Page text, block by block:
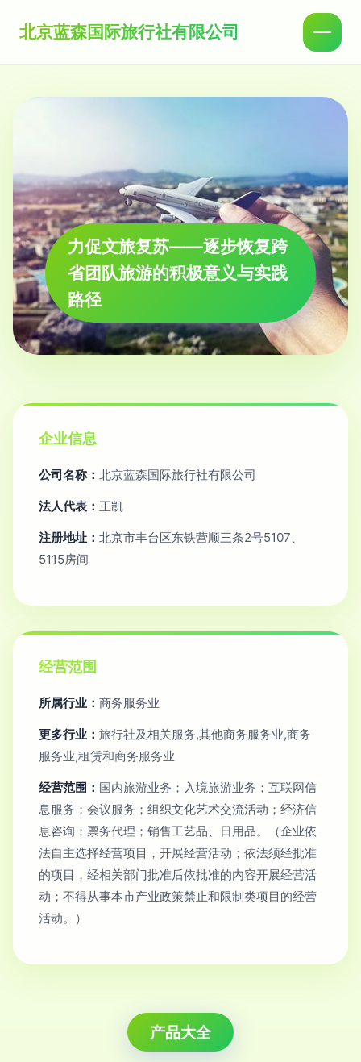
北京蓝森国际旅行社有限公司
力促文旅复苏——逐步恢复跨
省团队旅游的积极意义与实践
路径
企业信息
公司名称： 北京蓝森国际旅行社有限公司
法人代表： 王凯
注册地址： 北京市丰台区东铁营顺三条2号5107、
5115房间
经营范围
所属行业： 商务服务业
更多行业： 旅行社及相关服务,其他商务服务业,商务
服务业,租赁和商务服务业
经营范围： 国内旅游业务；入境旅游业务；互联网信
息服务；会议服务；组织文化艺术交流活动；经济信
息咨询；票务代理；销售工艺品、日用品。（企业依
法自主选择经营项目，开展经营活动；依法须经批准
的项目，经相关部门批准后依批准的内容开展经营活
动；不得从事本市产业政策禁止和限制类项目的经营
活动。）
产品大全